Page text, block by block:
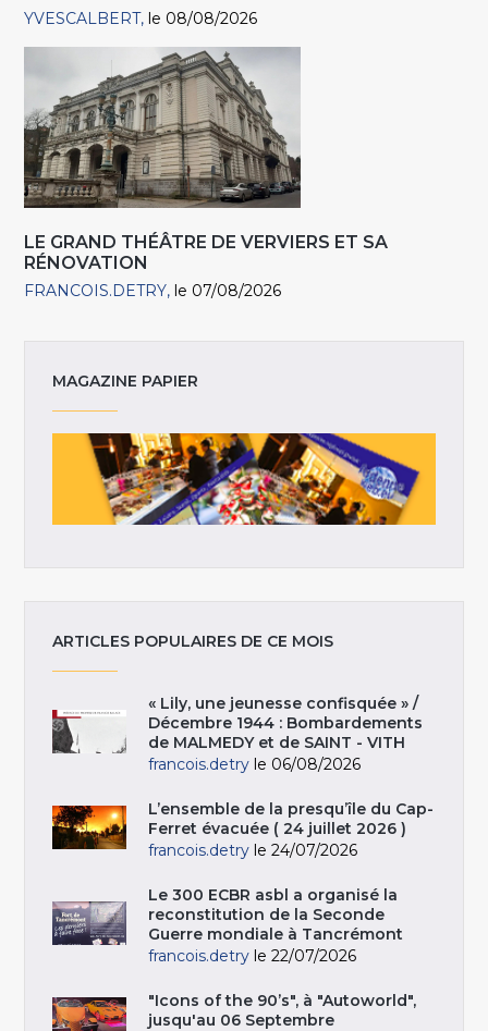
YVESCALBERT le 08/08/2026
LE GRAND THÉÂTRE DE VERVIERS ET SA
RÉNOVATION
FRANCOIS.DETRY le 07/08/2026
MAGAZINE PAPIER
ARTICLES POPULAIRES DE CE MOIS
« Lily, une jeunesse confisquée » /
Décembre 1944 : Bombardements
de MALMEDY et de SAINT - VITH
francois.detry le 06/08/2026
L’ensemble de la presqu’île du Cap-
Ferret évacuée ( 24 juillet 2026 )
francois.detry le 24/07/2026
Le 300 ECBR asbl a organisé la
reconstitution de la Seconde
Guerre mondiale à Tancrémont
francois.detry le 22/07/2026
"Icons of the 90’s", à "Autoworld",
jusqu'au 06 Septembre